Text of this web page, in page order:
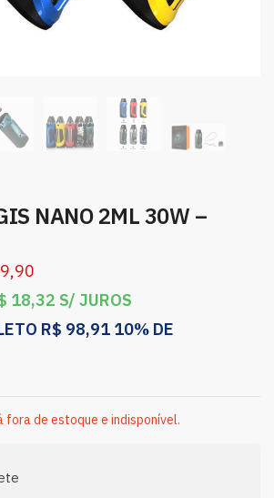
NANO 2ML 30W –
18,32 S/ JUROS
R$ 98,91 10% DE
de estoque e indisponível.